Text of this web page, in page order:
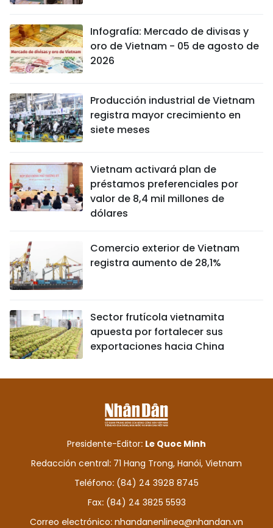
Infografía: Mercado de divisas y
oro de Vietnam - 05 de agosto de
2026
Producción industrial de Vietnam
registra mayor crecimiento en
siete meses
Vietnam activará plan de
préstamos preferenciales por
valor de 8,4 mil millones de
dólares
Comercio exterior de Vietnam
registra aumento de 28,1%
Sector frutícola vietnamita
apuesta por fortalecer sus
exportaciones hacia China
Presidente-Editor: Le Quoc Minh
Redacción central: 71 Hang Trong, Hanói, Vietnam
Teléfono: (84) 24 3928 8745
Fax: (84) 24 3825 5593
Correo electrónico: nhandanenlinea@nhandan.vn